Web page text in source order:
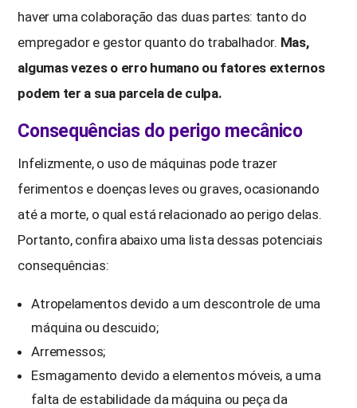
haver uma colaboração das duas partes: tanto do
empregador e gestor quanto do trabalhador. Mas,
algumas vezes o erro humano ou fatores externos
podem ter a sua parcela de culpa.
Consequências do perigo mecânico
Infelizmente, o uso de máquinas pode trazer
ferimentos e doenças leves ou graves, ocasionando
até a morte, o qual está relacionado ao perigo delas.
Portanto, confira abaixo uma lista dessas potenciais
consequências:
Atropelamentos devido a um descontrole de uma
máquina ou descuido;
Arremessos;
Esmagamento devido a elementos móveis, a uma
falta de estabilidade da máquina ou peça da